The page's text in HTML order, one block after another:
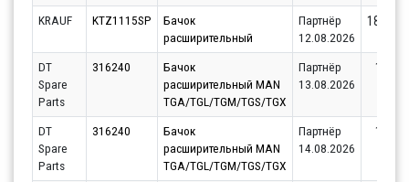
KRAUF KTZ1115SP
Бачок
расширительный
Партнёр
12.08.2026
DT
Spare
Parts
316240
Бачок
расширительный MAN
TGA/TGL/TGM/TGS/TGX
Партнёр
13.08.2026
19517
DT
Spare
Parts
316240
Бачок
расширительный MAN
TGA/TGL/TGM/TGS/TGX
Партнёр
14.08.2026
19517